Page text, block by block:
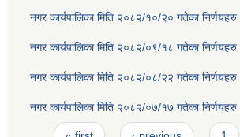
नगर कार्यपालिका मिति २०८२/१०/२० गतेका
नगर कार्यपालिका मिति २०८२/०९/१८ गतेका
नगर कार्यपालिका मिति २०८२/०८/२२ गतेका
नगर कार्यपालिका मिति २०८२/०७/१७ गतेका